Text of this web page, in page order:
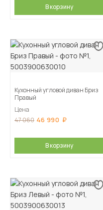
В корзину
Кухонный угловой диван Бриз
Правый
Цена
47 060 46 990
В корзину